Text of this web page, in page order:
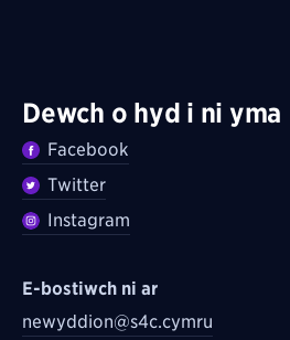
Dewch o hyd i ni yma
Facebook
Twitter
Instagram
E-bostiwch ni ar
newyddion@s4c.cymru